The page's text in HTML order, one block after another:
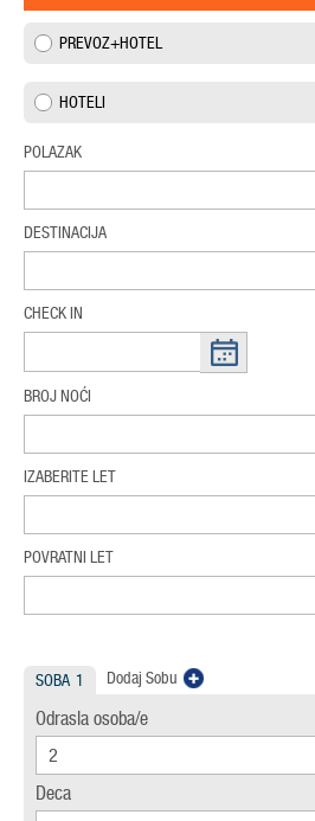
PREVOZ+HOTEL
HOTELI
POLAZAK
DESTINACIJA
CHECK IN
BROJ NOĆI
IZABERITE LET
POVRATNI LET
SOBA 1 Dodaj Sobu
Odrasla osoba/e
Deca